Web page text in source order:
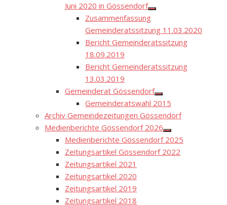
Juni 2020 in Gössendorf
Show
menu
Zusammenfassung
Gemeinderatssitzung 11.03.2020
Bericht Gemeinderatssitzung
18.09.2019
Bericht Gemeinderatssitzung
13.03.2019
Gemeinderat Gössendorf
Show
sub
menu
Gemeinderatswahl 2015
Archiv Gemeindezeitungen Gössendorf
Medienberichte Gössendorf 2026
Show
sub
menu
Medienberichte Gössendorf 2025
Zeitungsartikel Gössendorf 2022
Zeitungsartikel 2021
Zeitungsartikel 2020
Zeitungsartikel 2019
Zeitungsartikel 2018